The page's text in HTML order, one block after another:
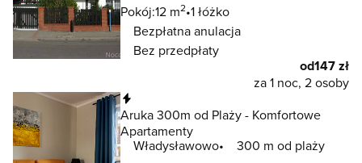
Pokój:12 m2 1 łóżko
Bezpłatna anulacja
Bez przedpłaty
od147 zł
za 1 noc, 2 osoby
Aruka 300m od Plaży - Komfortowe
Apartamenty
Władysławowo
300 m od plaży